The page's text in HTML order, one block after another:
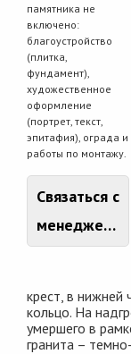
памятника не
включено:
благоустройство
(плитка,
фундамент),
художественное
оформление
(портрет, текст,
эпитафия), ограда и
работы по монтажу.
Связаться с
менеджером
крест, в нижней
кольцо. На
умершего в
гранита –